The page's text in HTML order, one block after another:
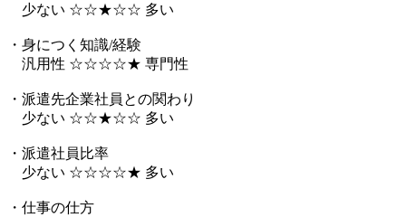
少ない ☆☆★☆☆ 多い
・身につく知識/経験
汎用性 ☆☆☆☆★ 専門性
・派遣先企業社員との関わり
少ない ☆☆★☆☆ 多い
・派遣社員比率
少ない ☆☆☆☆★ 多い
・仕事の仕方